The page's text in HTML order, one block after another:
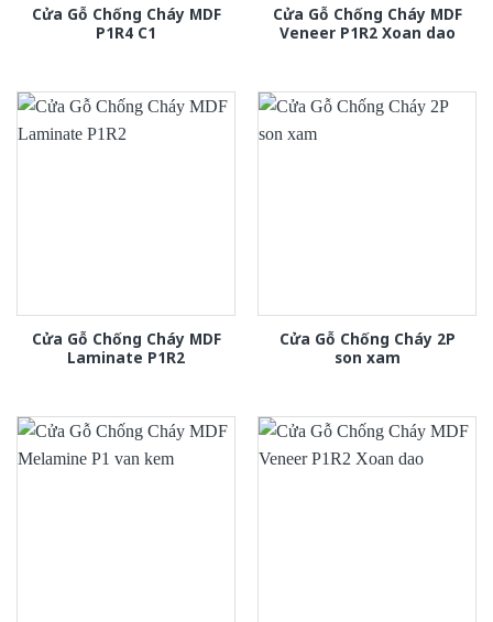
Cửa Gỗ Chống Cháy MDF
P1R4 C1
Cửa Gỗ Chống Cháy MDF
Veneer P1R2 Xoan dao
Cửa Gỗ Chống Cháy MDF
Laminate P1R2
Cửa Gỗ Chống Cháy 2P
son xam